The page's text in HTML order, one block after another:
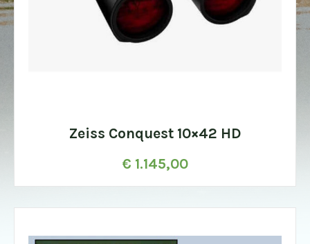
Zeiss Conquest 10×42 HD
€ 1.145,00